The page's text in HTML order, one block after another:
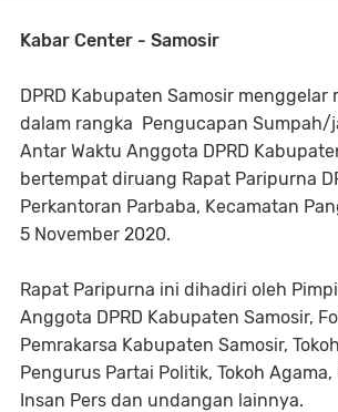
Kabar Center - Samosir
DPRD Kabupaten Samosir
dalam rangka Pengucapan Sumpah/
Antar Waktu Anggota DPRD
bertempat diruang Rapat Paripurna
Perkantoran Parbaba, Kecamatan
5 November 2020.
Rapat Paripurna ini dihadiri oleh
Anggota DPRD Kabupaten Samosir,
Pemrakarsa Kabupaten Samosir,
Pengurus Partai Politik, Tokoh Agama,
Insan Pers dan undangan lainnya.